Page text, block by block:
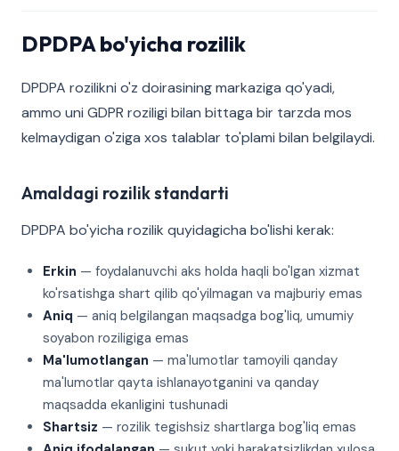
DPDPA bo'yicha rozilik
DPDPA rozilikni o'z doirasining markaziga qo'yadi,
ammo uni GDPR roziligi bilan bittaga bir tarzda mos
kelmaydigan o'ziga xos talablar to'plami bilan belgilaydi.
Amaldagi rozilik standarti
DPDPA bo'yicha rozilik quyidagicha bo'lishi kerak:
Erkin — foydalanuvchi aks holda haqli bo'lgan xizmat
ko'rsatishga shart qilib qo'yilmagan va majburiy emas
Aniq — aniq belgilangan maqsadga bog'liq, umumiy
soyabon roziligiga emas
Ma'lumotlangan — ma'lumotlar tamoyili qanday
ma'lumotlar qayta ishlanayotganini va qanday
maqsadda ekanligini tushunadi
Shartsiz — rozilik tegishsiz shartlarga bog'liq emas